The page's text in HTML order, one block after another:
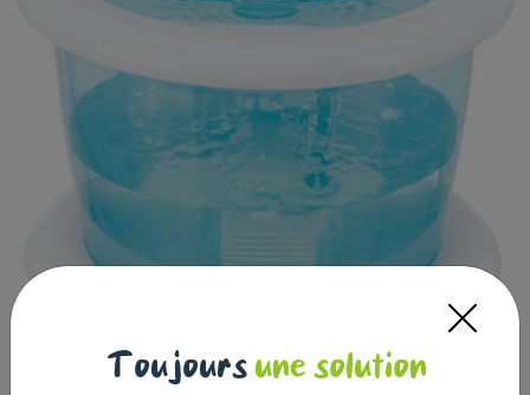
Toujours une solution